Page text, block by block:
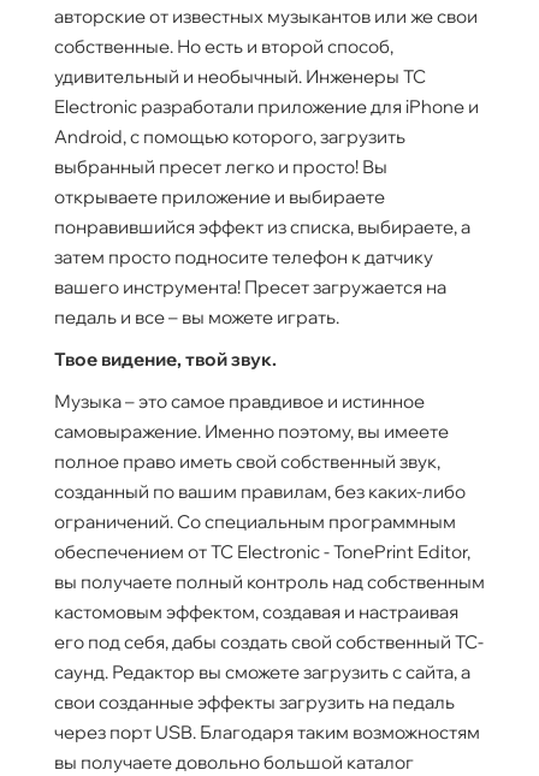
авторские от известных музыкантов или же свои
собственные. Но есть и второй способ,
удивительный и необычный. Инженеры TC
Electronic разработали приложение для iPhone и
Android, с помощью которого, загрузить
выбранный пресет легко и просто! Вы
открываете приложение и выбираете
понравившийся эффект из списка, выбираете, а
затем просто подносите телефон к датчику
вашего инструмента! Пресет загружается на
педаль и все – вы можете играть.
Твое видение, твой звук.
Музыка – это самое правдивое и истинное
самовыражение. Именно поэтому, вы имеете
полное право иметь свой собственный звук,
созданный по вашим правилам, без каких-либо
ограничений. Со специальным программным
обеспечением от TC Electronic - TonePrint Editor,
вы получаете полный контроль над собственным
кастомовым эффектом, создавая и настраивая
его под себя, дабы создать свой собственный TC-
саунд. Редактор вы сможете загрузить с сайта, а
свои созданные эффекты загрузить на педаль
через порт USB. Благодаря таким возможностям
вы получаете довольно большой каталог